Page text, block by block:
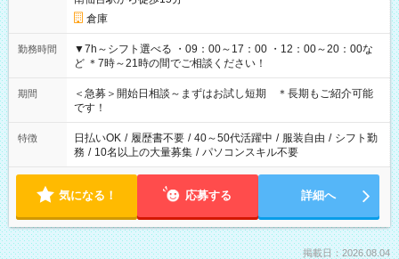
倉庫
勤務時間
▼7h～シフト選べる ・09：00～17：00 ・12：00～20：00な
ど ＊7時～21時の間でご相談ください！
期間
＜急募＞開始日相談～まずはお試し短期 ＊長期もご紹介可能
です！
特徴 日払いOK / 履歴書不要 / 40～50代活躍中 / 服装自由 / シフト勤
務 / 10名以上の大量募集 / パソコンスキル不要
気になる！ 応募する 詳細へ
掲載日：2026.08.04